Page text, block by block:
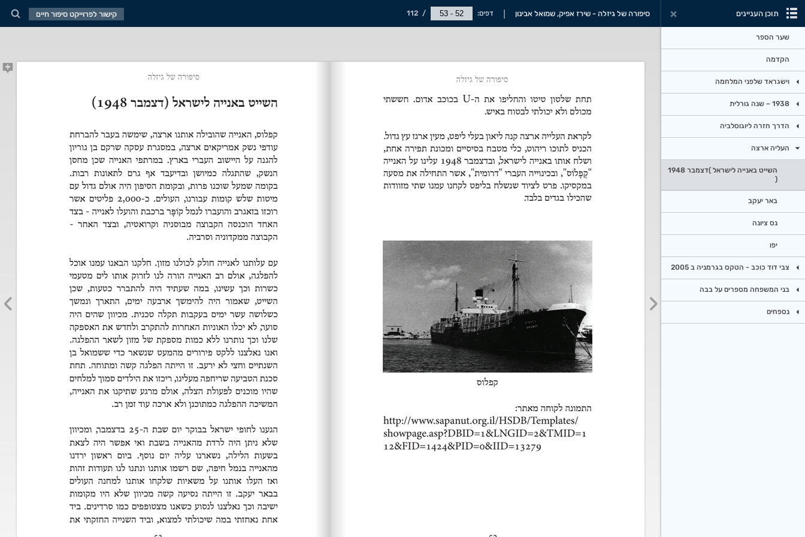
סיפורה של גיזלה - שירז אפיק, שמואל אבינון דפים: /
112 קישור לפרוייקט סיפור חיים תוכן העניינים
שער הספר
הקדמה
וישגראד שלפני המלחמה
1938 – שנה גורלית
הדרך חזרה ליוגוסלביה
העליה ארצה
השייט באנייה לישראל )דצמבר 1948
(
באר יעקב
נס ציונה
יפו
צבי דוד כוכב - הטקס בגרמניה ב 2005
בני המשפחה מספרים על בבה
נספחים